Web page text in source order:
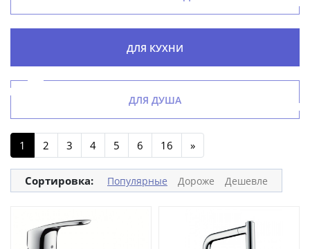
ДЛЯ КУХНИ
ДЛЯ ДУША
1 2 3 4 5 6 16 »
Сортировка: Популярные Дороже Дешевле